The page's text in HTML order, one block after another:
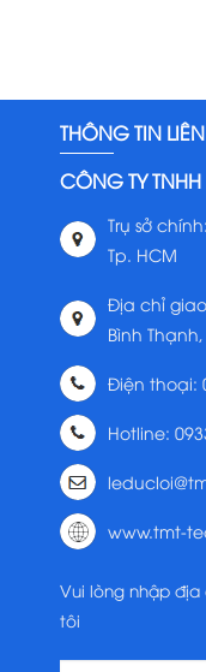
THÔNG TIN
CÔNG TY
Trụ sở
Tp. HCM
Địa chỉ giao
Bình
Điện thoại:
Hotline:
www.tmt-
Vui lòng nhập
tôi